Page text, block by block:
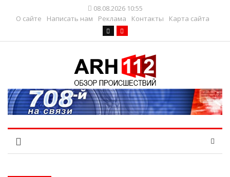
08.08.2026 10:55
О сайте
Написать нам Реклама Контакты Карта сайта